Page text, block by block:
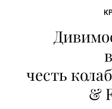
честь
&